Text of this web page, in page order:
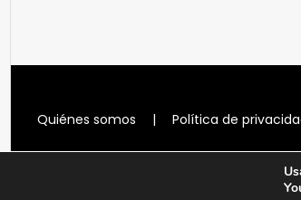
Quiénes somos | Política de